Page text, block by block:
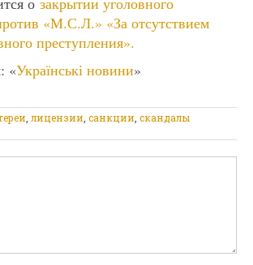
«М.С.Л.» «За отсутствием
преступления».
«Українські новини»
лицензии санкции скандалы